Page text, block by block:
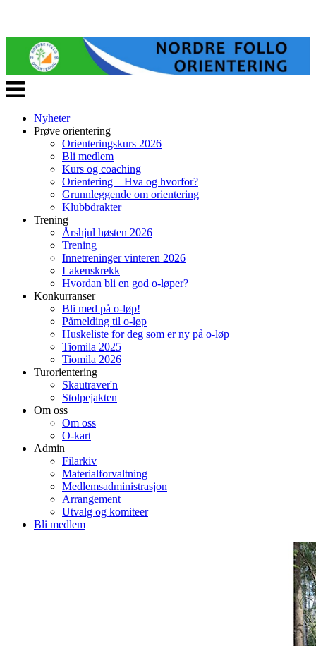
Veksle
navigasjon
Nyheter
Prøve orientering
Orienteringskurs 2026
Bli medlem
Kurs og coaching
Orientering – Hva og hvorfor?
Grunnleggende om orientering
Klubbdrakter
Trening
Årshjul høsten 2026
Trening
Innetreninger vinteren 2026
Lakenskrekk
Hvordan bli en god o-løper?
Konkurranser
Bli med på o-løp!
Påmelding til o-løp
Huskeliste for deg som er ny på o-løp
Tiomila 2025
Tiomila 2026
Turorientering
Skautraver'n
Stolpejakten
Om oss
Om oss
O-kart
Admin
Filarkiv
Materialforvaltning
Medlemsadministrasjon
Arrangement
Utvalg og komiteer
Bli medlem